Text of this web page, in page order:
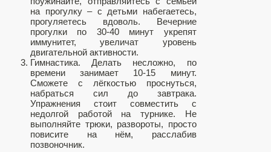
на прогулку – с детьми набегаетесь,
прогуляетесь вдоволь. Вечерние
прогулки по 30-40 минут укрепят
иммунитет, увеличат уровень
двигательной активности.
Гимнастика. Делать несложно, по
времени занимает 10-15 минут.
Сможете с лёгкостью проснуться,
набраться сил до завтрака.
Упражнения стоит совместить с
недолгой работой на турнике. Не
выполняйте трюки, развороты, просто
повисите на нём, расслабив
позвоночник.